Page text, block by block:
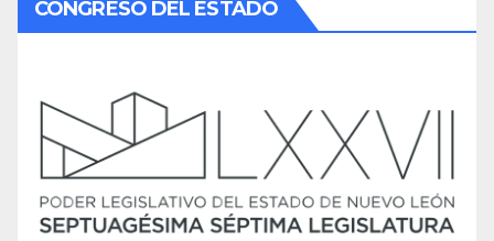
CONGRESO DEL ESTADO